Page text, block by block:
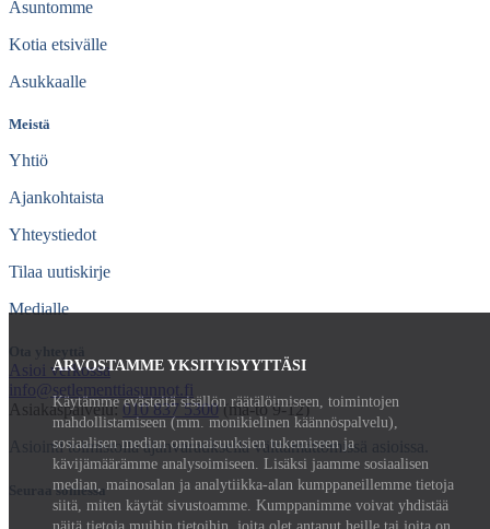
ARVOSTAMME YKSITYISYYTTÄSI
Käytämme evästeitä sisällön räätälöimiseen, toimintojen
mahdollistamiseen (mm. monikielinen käännöspalvelu),
sosiaalisen median ominaisuuksien tukemiseen ja
kävijämäärämme analysoimiseen. Lisäksi jaamme sosiaalisen
median, mainosalan ja analytiikka-alan kumppaneillemme tietoja
siitä, miten käytät sivustoamme. Kumppanimme voivat yhdistää
Asuntomme
Kotia etsivälle
Asukkaalle
Meistä
Yhtiö
Ajankohtaista
Yhteystiedot
Tilaa uutiskirje
Medialle
Asioi verkossa
info@setlementtiasunnot.fi
Asiakaspalvelu: 010 837 5300(ma-to 9-12)
Asiointi toimistolla ajanvarauksella välttämättömissä asioissa.
Seuraa somessa